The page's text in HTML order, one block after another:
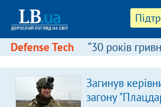
Defense Tech “30 років
Загинув
загону